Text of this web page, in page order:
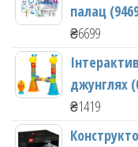
палац
₴6699
джунглях
₴1419